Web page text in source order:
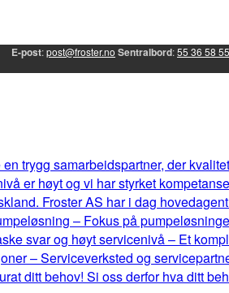
E-post:post@froster.no Sentralbord:55 36 58 55
trygg samarbeidspartner, der
er høyt og vi har styrket
Froster AS har i dag
– Fokus på
svar og høyt servicenivå – Et
– Serviceverksted og
ditt behov! Si oss derfor hva ditt